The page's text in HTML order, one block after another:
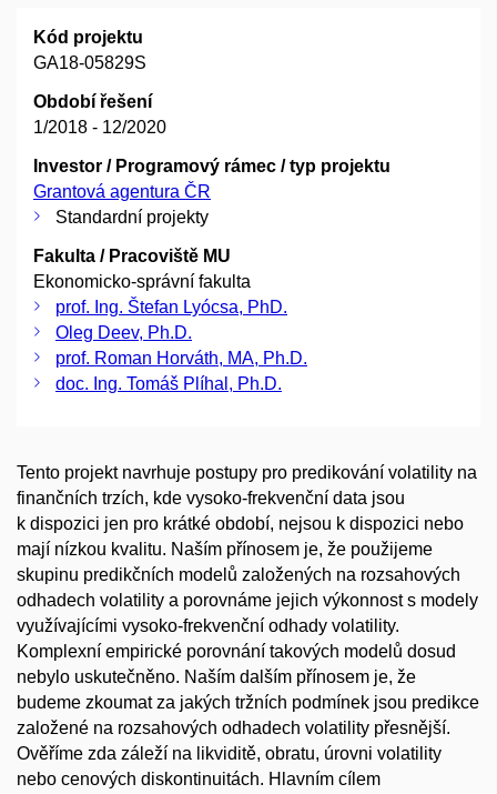
Kód projektu
GA18-05829S
Období řešení
1/2018 - 12/2020
Investor / Programový rámec / typ projektu
Grantová agentura ČR
Standardní projekty
Fakulta / Pracoviště MU
Ekonomicko-správní fakulta
prof. Ing. Štefan Lyócsa, PhD.
Oleg Deev, Ph.D.
prof. Roman Horváth, MA, Ph.D.
doc. Ing. Tomáš Plíhal, Ph.D.
Tento projekt navrhuje postupy pro predikování volatility na
finančních trzích, kde vysoko-frekvenční data jsou
k dispozici jen pro krátké období, nejsou k dispozici nebo
mají nízkou kvalitu. Naším přínosem je, že použijeme
skupinu predikčních modelů založených na rozsahových
odhadech volatility a porovnáme jejich výkonnost s modely
využívajícími vysoko-frekvenční odhady volatility.
Komplexní empirické porovnání takových modelů dosud
nebylo uskutečněno. Naším dalším přínosem je, že
budeme zkoumat za jakých tržních podmínek jsou predikce
založené na rozsahových odhadech volatility přesnější.
Ověříme zda záleží na likviditě, obratu, úrovni volatility
nebo cenových diskontinuitách. Hlavním cílem